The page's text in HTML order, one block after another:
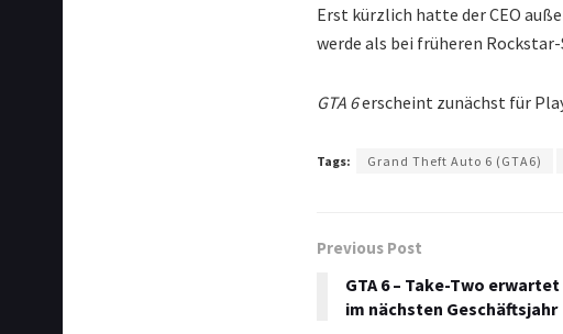
Erst kürzlich hatte der CEO
werde als bei früheren
GTA 6erscheint zunächst für
Tags: Grand Theft Auto 6 (GTA6)
Previous Post
GTA 6 – Take-Two
im nächsten Geschäftsjahr